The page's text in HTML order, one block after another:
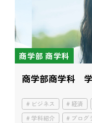
商学部 商学科
商学部商学科
ビジネス 経済
学科紹介
プログ